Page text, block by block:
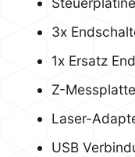
3x
1x Ersatz
Z-Messplatte
Laser-
USB